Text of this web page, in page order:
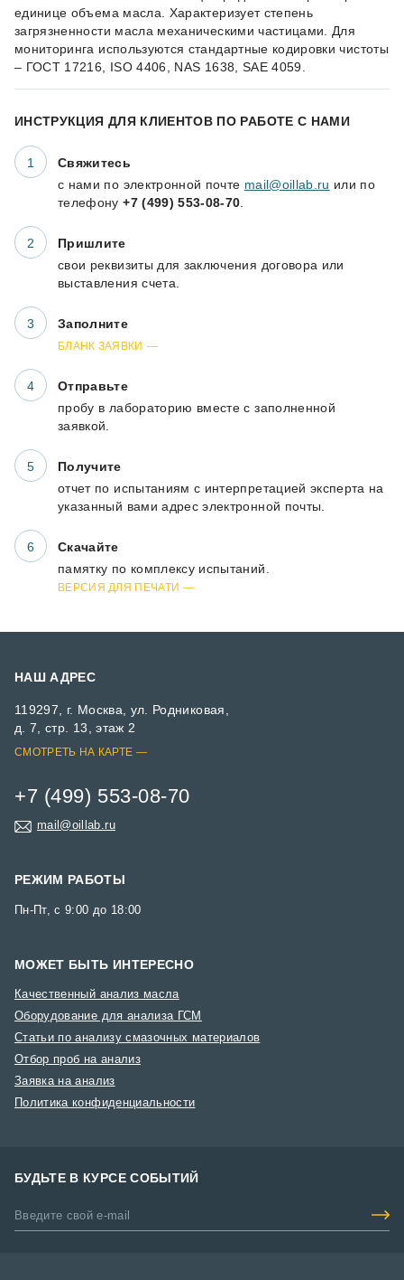
единице объема масла. Характеризует степень
загрязненности масла механическими частицами. Для
мониторинга используются стандартные кодировки чистоты
– ГОСТ 17216, ISO 4406, NAS 1638, SAE 4059.
ИНСТРУКЦИЯ ДЛЯ КЛИЕНТОВ ПО РАБОТЕ С НАМИ
Свяжитесь
с нами по электронной почте mail@oillab.ru или по
телефону+7 (499) 553-08-70
Пришлите
свои реквизиты для заключения договора или
выставления счета.
Заполните
БЛАНК ЗАЯВКИ
Отправьте
пробу в лабораторию вместе с заполненной
заявкой.
Получите
отчет по испытаниям с интерпретацией эксперта на
указанный вами адрес электронной почты.
Скачайте
памятку по комплексу испытаний.
ВЕРСИЯ ДЛЯ ПЕЧАТИ
НАШ АДРЕС
119297, г. Москва, ул. Родниковая,
д. 7, стр. 13, этаж 2
СМОТРЕТЬ НА КАРТЕ
+7 (499) 553-08-70
mail@oillab.ru
РЕЖИМ РАБОТЫ
Пн-Пт, с 9:00 до 18:00
МОЖЕТ БЫТЬ ИНТЕРЕСНО
Качественный анализ масла
Оборудование для анализа ГСМ
Статьи по анализу смазочных материалов
Отбор проб на анализ
Заявка на анализ
Политика конфиденциальности
БУДЬТЕ В КУРСЕ СОБЫТИЙ